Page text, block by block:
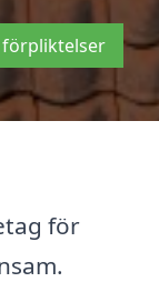
förpliktelser
för